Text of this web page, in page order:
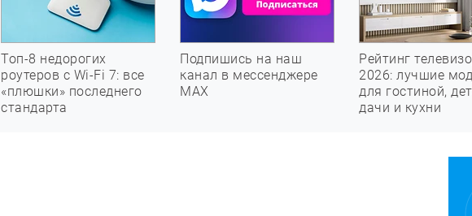
Топ-8 недорогих
роутеров с Wi-Fi 7: все
«плюшки» последнего
стандарта
Подпишись на наш
канал в мессенджере
МАХ
Рейтинг
2026: лучшие
для гостиной,
дачи и кухни